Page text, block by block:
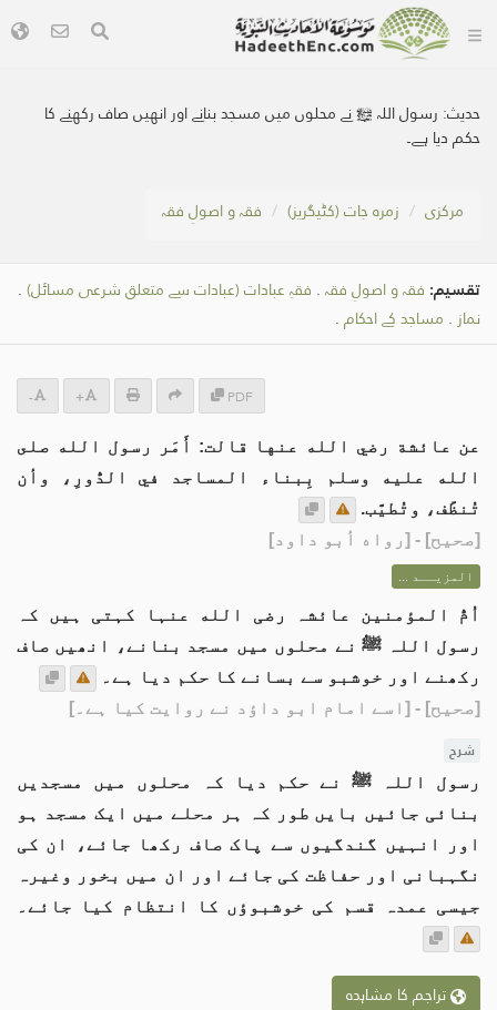
حدیث: رسول اللہ ﷺ نے محلوں میں مسجد بنانے اور انھیں صاف رکھنے کا
حکم دیا ہے۔
مرکزی زمرہ جات (کٹیگریز) فقہ و اصولِ فقہ
تقسیم: فقہ و اصولِ فقہ . فقہِ عبادات (عبادات سے متعلق شرعی مسائل) .
نماز . مساجد کے احکام .
PDF
+
-
عن عائشة رضي الله عنها قالت: أَمَر رسول الله صلى
الله عليه وسلم بِبناء المساجد في الدُّورِ، وأن
تُنظَّف، وتُطيَّب.
[صحيح] - [رواه أبو داود]
المزيــد ...
اُمُّ المؤمنین عائشہ رضی الله عنہا کہتی ہیں کہ
رسول اللہ ﷺ نے محلوں میں مسجد بنانے، انھیں صاف
رکھنے اور خوشبو سے بسانے کا حکم دیا ہے۔
[صحیح] - [اسے امام ابو داؤد نے روایت کیا ہے۔]
شرح
رسول اللہ ﷺ نے حکم دیا کہ محلوں میں مسجدیں
بنائی جائیں بایں طور کہ ہر محلے میں ایک مسجد ہو
اور انہیں گندگیوں سے پاک صاف رکھا جائے، ان کی
نگہبانی اور حفاظت کی جائے اور ان میں بخور وغیرہ
جیسی عمدہ قسم کی خوشبوؤں کا انتظام کیا جائے۔
تراجم کا مشاہدہ